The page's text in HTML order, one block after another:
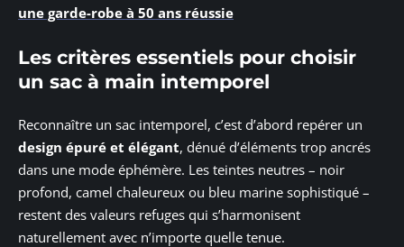
une garde-robe à 50 ans réussie
Les critères essentiels pour choisir
un sac à main intemporel
Reconnaître un sac intemporel, c’est d’abord repérer un
design épuré et élégant, dénué d’éléments trop ancrés
dans une mode éphémère. Les teintes neutres – noir
profond, camel chaleureux ou bleu marine sophistiqué –
restent des valeurs refuges qui s’harmonisent
naturellement avec n’importe quelle tenue.